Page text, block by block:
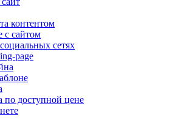
контентом
с сайтом
сетях
page
по доступной цене